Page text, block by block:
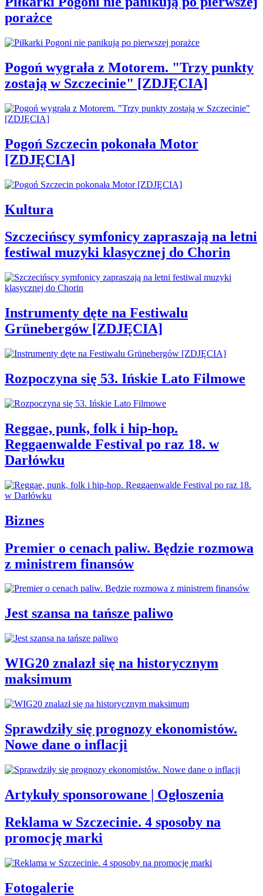
porażce
Pogoń wygrała z Motorem. "Trzy punkty
zostają w Szczecinie" [ZDJĘCIA]
Pogoń Szczecin pokonała Motor
[ZDJĘCIA]
Kultura
Szczecińscy symfonicy zapraszają na letni
festiwal muzyki klasycznej do Chorin
Instrumenty dęte na Festiwalu
Grünebergów [ZDJĘCIA]
Rozpoczyna się 53. Ińskie Lato Filmowe
Reggae, punk, folk i hip-hop.
Reggaenwalde Festival po raz 18. w
Darłówku
Biznes
Premier o cenach paliw. Będzie rozmowa
z ministrem finansów
Jest szansa na tańsze paliwo
WIG20 znalazł się na historycznym
maksimum
Sprawdziły się prognozy ekonomistów.
Nowe dane o inflacji
Artykuły sponsorowane | Ogłoszenia
Reklama w Szczecinie. 4 sposoby na
promocję marki
Fotogalerie